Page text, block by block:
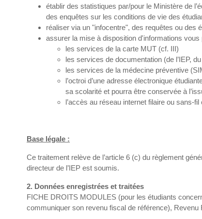
établir des statistiques par/pour le Ministère de
des enquêtes sur les conditions de vie des
réaliser via un "infocentre", des requêtes ou des
assurer la mise à disposition d'informations
les services de la carte MUT (cf. III)
les services de documentation (de l’IEP,
les services de la médecine préventive
l’octroi d’une adresse électronique
sa scolarité et pourra être conservée à
l’accès au réseau internet filaire ou sans-
Base légale :
Ce traitement relève de l’article 6 (c) du règlement
directeur de l’IEP est soumis.
2. Données enregistrées et traitées
FICHE DROITS MODULES (pour les étudiants
communiquer son revenu fiscal de référence),